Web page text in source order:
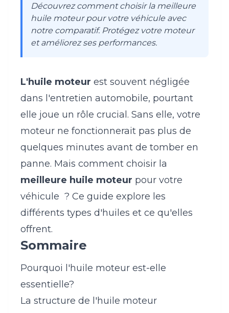
Découvrez comment choisir la meilleure
huile moteur pour votre véhicule avec
notre comparatif. Protégez votre moteur
et améliorez ses performances.
L'huile moteur est souvent négligée
dans l'entretien automobile, pourtant
elle joue un rôle crucial. Sans elle, votre
moteur ne fonctionnerait pas plus de
quelques minutes avant de tomber en
panne. Mais comment choisir la
meilleure huile moteur pour votre
véhicule ? Ce guide explore les
différents types d'huiles et ce qu'elles
offrent.
Sommaire
Pourquoi l'huile moteur est-elle
essentielle?
La structure de l'huile moteur